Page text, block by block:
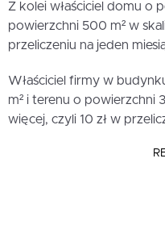
Z kolei właściciel domu o
powierzchni 500 m² w
przeliczeniu na jeden
Właściciel firmy w
m² i terenu o powierzchni
więcej, czyli 10 zł w